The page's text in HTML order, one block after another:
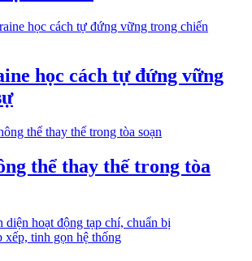
học cách tự đứng vững
thể thay thế trong tòa